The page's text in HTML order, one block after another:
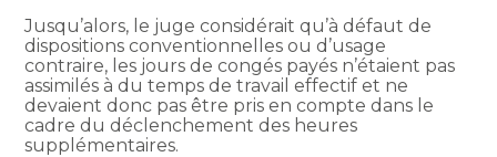
Jusqu’alors, le juge considérait qu’à défaut de
dispositions conventionnelles ou d’usage
contraire, les jours de congés payés n’étaient pas
assimilés à du temps de travail effectif et ne
devaient donc pas être pris en compte dans le
cadre du déclenchement des heures
supplémentaires.